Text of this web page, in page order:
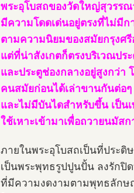
พระอุโบสถของวัดใหญ่สุวรรณ
มีความโดดเด่นอยู่ตรงที่ไม่มีก
ตามความนิยมของสมัยกรุงศ
แต่ที่น่าสังเกตก็ตรงบริเวณปร
และประตูช่องกลางอยู่สูงกว่
คนสมัยก่อนได้เล่าขานกันต่อ
และไม่มีบันไดสำหรับขึ้น เป็น
ใช้เหาะเข้ามาเพื่อถวายนมัส
ภายในพระอุโบสถเป็นที่ประดิ
เป็นพระพุทธรูปปูนปั้น ลงรักปิ
ที่มีความงดงามตามพุทธลักษ